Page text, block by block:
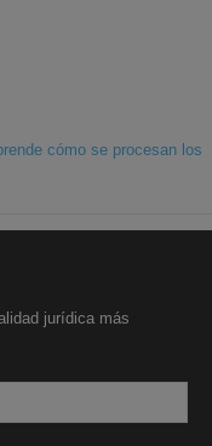
cómo se procesan los
jurídica más